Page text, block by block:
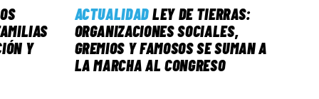
Y
ACTUALIDADLEY DE TIERRAS:
ORGANIZACIONES SOCIALES,
GREMIOS Y FAMOSOS SE SUMAN A
LA MARCHA AL CONGRESO